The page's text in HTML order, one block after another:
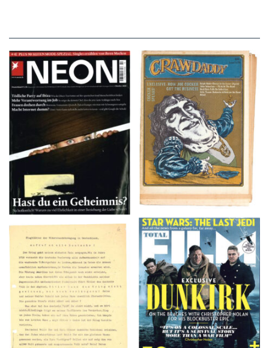
NEON – OKTOBER
2008
Crawdaddy – June/11/72
TOTAL FILM #260 –
SUMMER 2017
Flugblätter der Weissen
Rose – V, Januar 1943